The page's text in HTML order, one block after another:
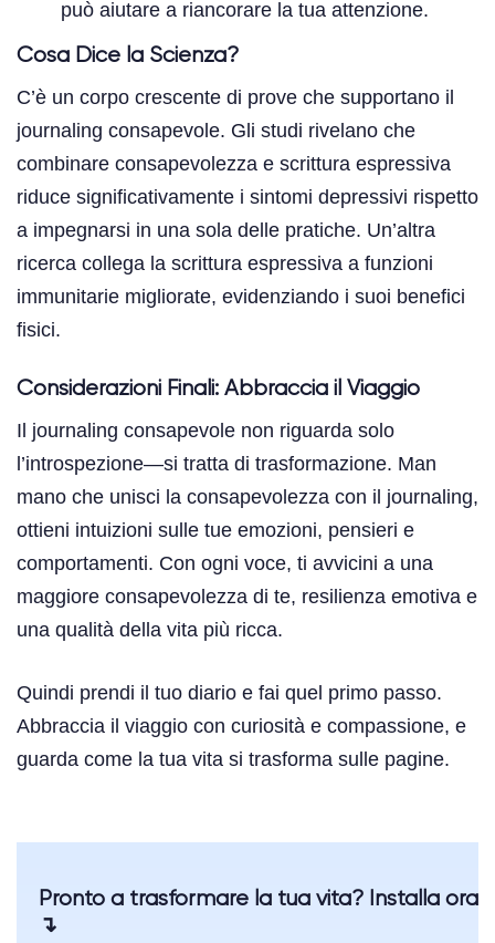
può aiutare a riancorare la tua attenzione.
Cosa Dice la Scienza?
C’è un corpo crescente di prove che supportano il
journaling consapevole. Gli studi rivelano che
combinare consapevolezza e scrittura espressiva
riduce significativamente i sintomi depressivi rispetto
a impegnarsi in una sola delle pratiche. Un’altra
ricerca collega la scrittura espressiva a funzioni
immunitarie migliorate, evidenziando i suoi benefici
fisici.
Considerazioni Finali: Abbraccia il Viaggio
Il journaling consapevole non riguarda solo
l’introspezione—si tratta di trasformazione. Man
mano che unisci la consapevolezza con il journaling,
ottieni intuizioni sulle tue emozioni, pensieri e
comportamenti. Con ogni voce, ti avvicini a una
maggiore consapevolezza di te, resilienza emotiva e
una qualità della vita più ricca.
Quindi prendi il tuo diario e fai quel primo passo.
Abbraccia il viaggio con curiosità e compassione, e
guarda come la tua vita si trasforma sulle pagine.
Pronto a trasformare la tua vita? Installa ora
↴